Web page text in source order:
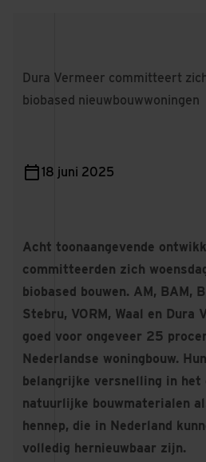
Dura Vermeer committeert
biobased nieuwbouwwoningen
18 juni 2025
Acht toonaangevende
committeerden zich
biobased bouwen. AM, BAM,
Stebru, VORM, Waal en Dura
goed voor ongeveer 25
Nederlandse woningbouw.
belangrijke versnelling in het
natuurlijke bouwmaterialen
hennep, die in Nederland
volledig hernieuwbaar zijn.